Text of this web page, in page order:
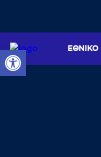
Ανοίξτε τη γραμμή εργαλείων